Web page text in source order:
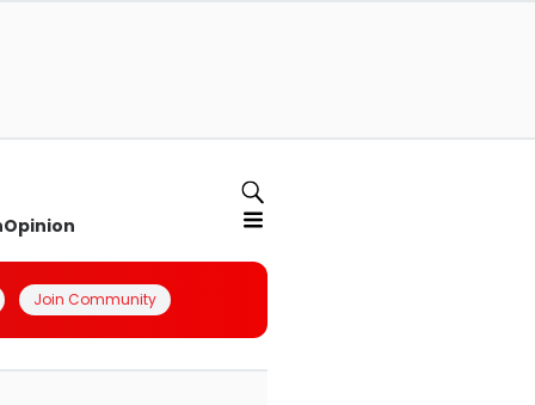
Opinion
Join Community